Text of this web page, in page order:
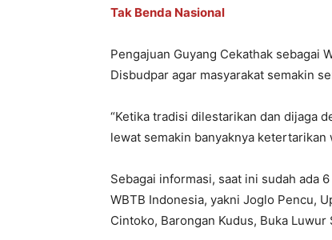
Tak Benda Nasional
Pengajuan Guyang Cekathak sebagai
Disbudpar agar masyarakat semakin
“Ketika tradisi dilestarikan dan dijaga
lewat semakin banyaknya
Sebagai informasi, saat ini sudah ada
WBTB Indonesia, yakni Joglo Pencu,
Cintoko, Barongan Kudus, Buka